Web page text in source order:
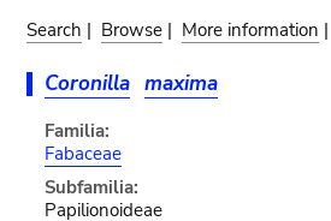
Search | Browse | More information |
Coronilla maxima
Familia:
Fabaceae
Subfamilia:
Papilionoideae